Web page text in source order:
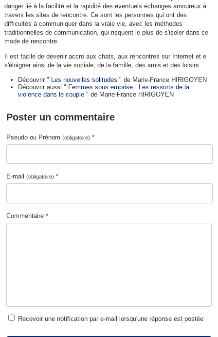
danger lié à la facilité et la rapidité des éventuels échanges amoureux à
travers les sites de rencontre. Ce sont les personnes qui ont des
difficultés à communiquer dans la vraie vie, avec les méthodes
traditionnelles de communication, qui risquent le plus de s'isoler dans ce
mode de rencontre.
Il est facile de devenir accro aux chats, aux rencontres sur Internet et e
s'éloigner ainsi de la vie sociale, de la famille, des amis et des loisirs.
Découvrir " Les nouvelles solitudes " de Marie-France HIRIGOYEN
Découvrir aussi " Femmes sous emprise : Les ressorts de la
violence dans le couple" de Marie-France HIRIGOYEN
Poster un commentaire
Pseudo ou Prénom(obligatoire) *
E-mail(obligatoire) *
Commentaire *
Recevoir une notification par e-mail lorsqu'une réponse est postée